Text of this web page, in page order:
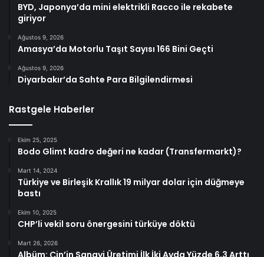
BYD, Japonya’da mini elektrikli Racco ile rekabete
giriyor
Ağustos 9, 2026
Amasya’da Motorlu Taşıt Sayısı 166 Bini Geçti
Ağustos 9, 2026
Diyarbakır’da Sahte Para Bilgilendirmesi
Rastgele Haberler
Ekim 25, 2025
Bodo Glimt kadro değeri ne kadar (Transfermarkt)?
Mart 14, 2024
Türkiye ve Birleşik Krallık 19 milyar dolar için düğmeye
bastı
Ekim 10, 2025
CHP’li vekil soru önergesini türküye döktü
Mart 26, 2026